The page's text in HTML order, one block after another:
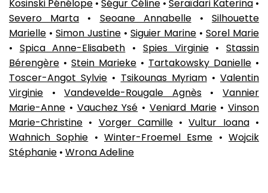
Kosinski Pénélope •Ségur Céline• Seraïdari Katerina•
Severo Marta • Seoane Annabelle•Silhouette
Marielle • Simon Justine • Siguier Marine • Sorel Marie
• Spica Anne-Elisabeth • Spies Virginie•Stassin
Bérengère • Stein Marieke • Tartakowsky Danielle •
Toscer-Angot Sylvie • Tsikounas Myriam•Valentin
Virginie •Vandevelde-Rougale Agnès•Vannier
Marie-Anne • Vauchez Ysé • Veniard Marie• Vinson
Marie-Christine • Vorger Camille•Vultur Ioana•
Wahnich Sophie •Winter-Froemel Esme •Wojcik
Stéphanie • Wrona Adeline